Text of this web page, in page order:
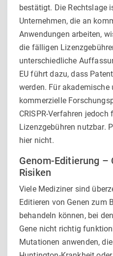
bestätigt. Die Rechtslage
Unternehmen, die an
Anwendungen arbeiten,
die fälligen
unterschiedliche
EU führt dazu, dass
werden. Für akademische
kommerzielle
CRISPR-Verfahren jedoch
Lizenzgebühren nutzbar.
hier nicht.
Genom-Editierung –
Risiken
Viele Mediziner sind
Editieren von Genen zum
behandeln können, bei
Gene nicht richtig
Mutationen anwenden,